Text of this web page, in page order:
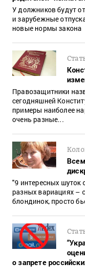
У должников будут
и зарубежные
новые нормы закона
Правозащитники
сегодняшней
примеры наиболее
очень разные...
"9 интересных шуток
разных вариациях –
блондинок, просто
о запрете